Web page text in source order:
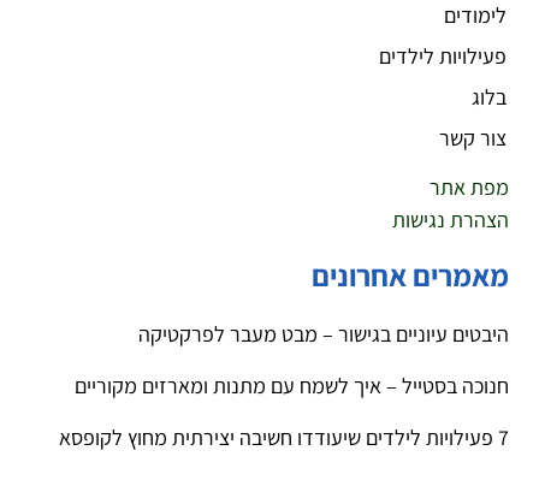
לימודים
פעילויות לילדים
בלוג
צור קשר
מפת אתר
הצהרת נגישות
מאמרים אחרונים
היבטים עיוניים בגישור – מבט מעבר לפרקטיקה
חנוכה בסטייל – איך לשמח עם מתנות ומארזים מקוריים
7 פעילויות לילדים שיעודדו חשיבה יצירתית מחוץ לקופסא